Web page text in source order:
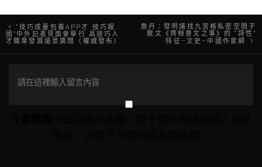
文
章
導
“技巧成臺包養APP才 技巧報
國”中外記者見面會舉行 高技巧人
才職業發展遠景廣闊（權威發布）
詹丹：發明諸找九宮格私密空間子
散文《齊桓晉文之事》的 “詩性”
特征–文史–中國作家網